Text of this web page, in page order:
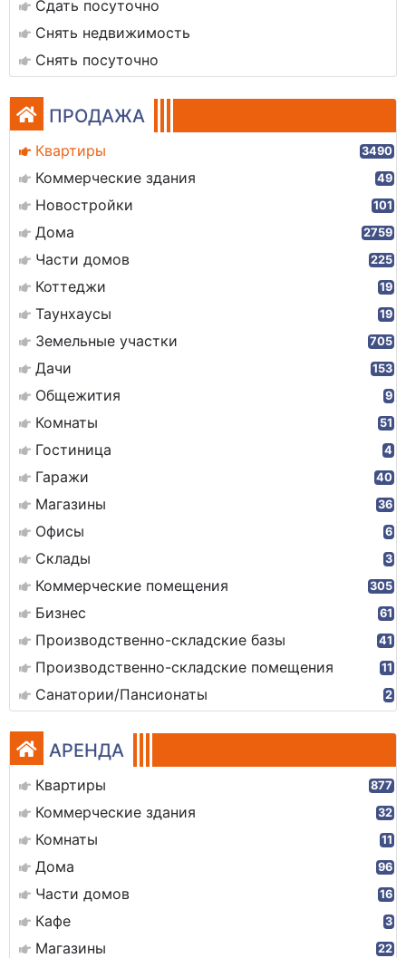
Сдать посуточно
Снять недвижимость
Снять посуточно
ПРОДАЖА
Квартиры 3490
Коммерческие здания 49
Новостройки 101
Дома 2759
Части домов 225
Коттеджи 19
Таунхаусы 19
Земельные участки 705
Дачи 153
Общежития 9
Комнаты 51
Гостиница 4
Гаражи 40
Магазины 36
Офисы 6
Склады 3
Коммерческие помещения 305
Бизнес 61
Производственно-складские базы 41
Производственно-складские помещения 11
Санатории/Пансионаты 2
АРЕНДА
Квартиры 877
Коммерческие здания 32
Комнаты 11
Дома 96
Части домов 16
Кафе 3
Магазины 22